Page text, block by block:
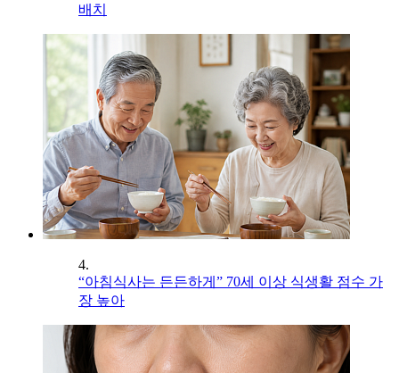
배치
4.
“아침식사는 든든하게” 70세 이상 식생활 점수 가
장 높아